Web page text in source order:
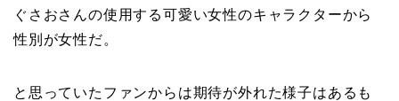
ぐさおさんの使用する可愛い女性のキャラクターから
性別が女性だ。
と思っていたファンからは期待が外れた様子はあるも